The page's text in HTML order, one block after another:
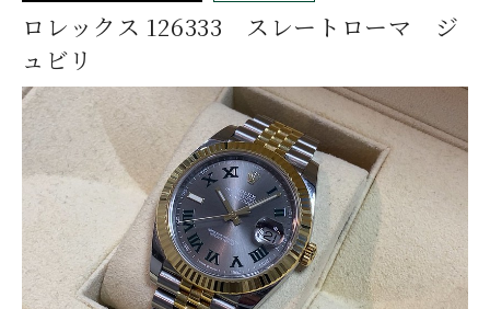
ロレックス 126333 スレートローマ ジ
ュビリ